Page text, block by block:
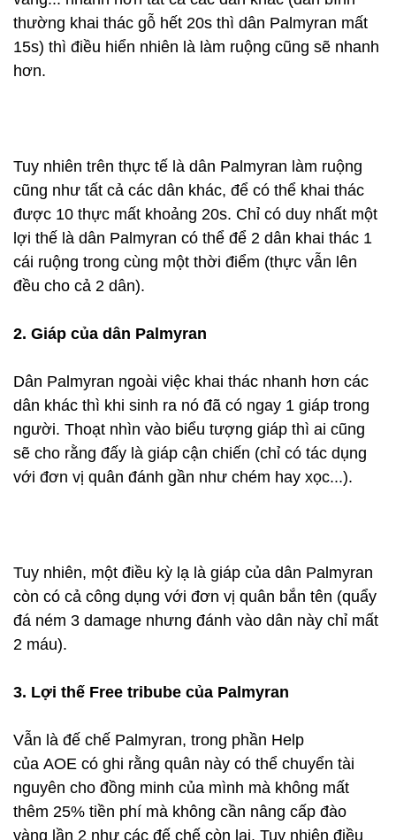
thường khai thác gỗ hết 20s thì dân Palmyran mất
15s) thì điều hiển nhiên là làm ruộng cũng sẽ nhanh
hơn.
Tuy nhiên trên thực tế là dân Palmyran làm ruộng
cũng như tất cả các dân khác, để có thể khai thác
được 10 thực mất khoảng 20s. Chỉ có duy nhất một
lợi thế là dân Palmyran có thể để 2 dân khai thác 1
cái ruộng trong cùng một thời điểm (thực vẫn lên
đều cho cả 2 dân).
2. Giáp của dân Palmyran
Dân Palmyran ngoài việc khai thác nhanh hơn các
dân khác thì khi sinh ra nó đã có ngay 1 giáp trong
người. Thoạt nhìn vào biểu tượng giáp thì ai cũng
sẽ cho rằng đấy là giáp cận chiến (chỉ có tác dụng
với đơn vị quân đánh gần như chém hay xọc...).
Tuy nhiên, một điều kỳ lạ là giáp của dân Palmyran
còn có cả công dụng với đơn vị quân bắn tên (quẩy
đá ném 3 damage nhưng đánh vào dân này chỉ mất
2 máu).
3. Lợi thế Free tribube của Palmyran
Vẫn là đế chế Palmyran, trong phần Help
của AOE có ghi rằng quân này có thể chuyển tài
nguyên cho đồng minh của mình mà không mất
thêm 25% tiền phí mà không cần nâng cấp đào
vàng lần 2 như các đế chế còn lại. Tuy nhiên điều